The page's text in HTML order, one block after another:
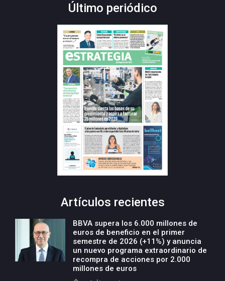
Último periódico
Artículos recientes
BBVA supera los 6.000 millones de
euros de beneficio en el primer
semestre de 2026 (+11%) y anuncia
un nuevo programa extraordinario de
recompra de acciones por 2.000
millones de euros